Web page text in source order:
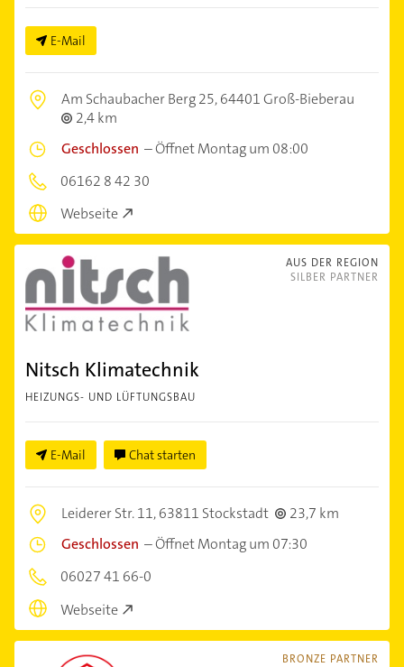
E-Mail
Am Schaubacher Berg 25,64401 Groß-Bieberau
2,4 km
Geschlossen –Öffnet Montag um 08:00
06162 8 42 30
Webseite
AUS DER REGION
SILBER PARTNER
Nitsch Klimatechnik
HEIZUNGS- UND LÜFTUNGSBAU
E-Mail Chat starten
Leiderer Str. 11,63811 Stockstadt
23,7 km
Geschlossen –Öffnet Montag um 07:30
06027 41 66-0
Webseite
BRONZE PARTNER